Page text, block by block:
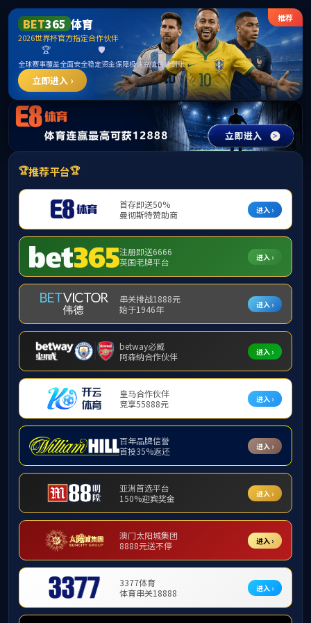
2138cn太阳集团(中国VIP认证)古天乐代言
品牌-Green Moving Future
请输入验证码下载附件